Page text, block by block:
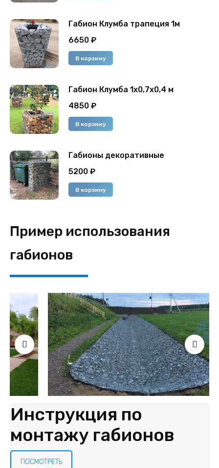
Габион Клумба трапеция 1м
6650 ₽
В корзину
Габион Клумба 1х0,7х0,4 м
4850 ₽
В корзину
Габионы декоративные
5200 ₽
В корзину
Пример использования
габионов
Инструкция по
монтажу габионов
ПОСМОТРЕТЬ